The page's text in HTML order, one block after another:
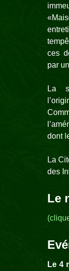
ces
par
La
dont
La
des
Le
Le 4